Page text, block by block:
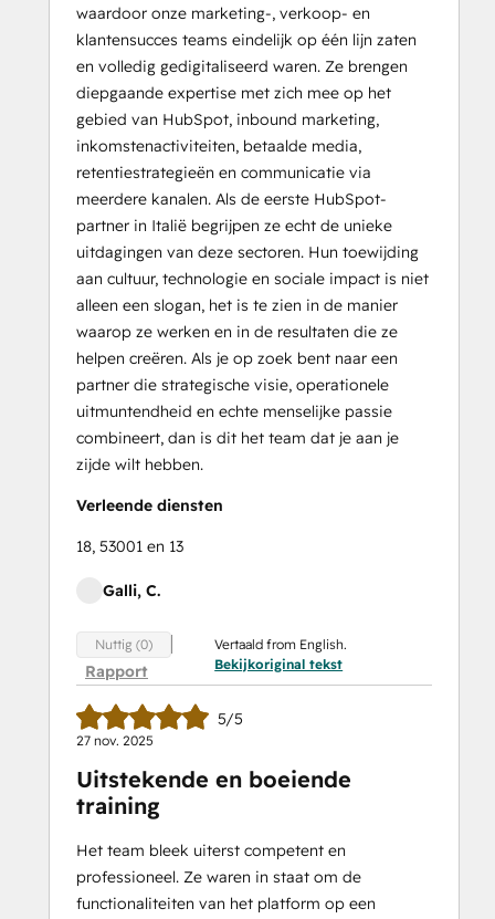
waardoor onze marketing-, verkoop- en
klantensucces teams eindelijk op één lijn zaten
en volledig gedigitaliseerd waren. Ze brengen
diepgaande expertise met zich mee op het
gebied van HubSpot, inbound marketing,
inkomstenactiviteiten, betaalde media,
retentiestrategieën en communicatie via
meerdere kanalen. Als de eerste HubSpot-
partner in Italië begrijpen ze echt de unieke
uitdagingen van deze sectoren. Hun toewijding
aan cultuur, technologie en sociale impact is niet
alleen een slogan, het is te zien in de manier
waarop ze werken en in de resultaten die ze
helpen creëren. Als je op zoek bent naar een
partner die strategische visie, operationele
uitmuntendheid en echte menselijke passie
combineert, dan is dit het team dat je aan je
zijde wilt hebben.
Verleende diensten
18, 53001 en 13
Galli, C.
Nuttig (0)
Rapport
Vertaald from English.
Bekijkoriginal tekst
5/5
27 nov. 2025
Uitstekende en boeiende
training
Het team bleek uiterst competent en
professioneel. Ze waren in staat om de
functionaliteiten van het platform op een